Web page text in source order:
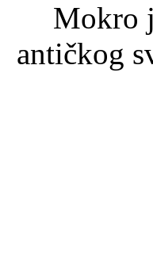
Mokro
antičkog